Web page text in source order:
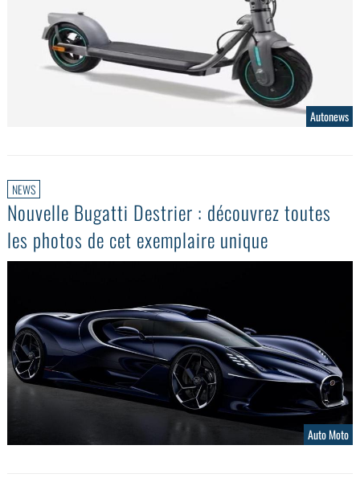
Autonews
NEWS
Nouvelle Bugatti Destrier : découvrez toutes
les photos de cet exemplaire unique
Auto Moto